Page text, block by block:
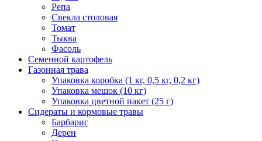
Репа
Свекла столовая
Томат
Тыква
Фасоль
Семенной картофель
Газонная трава
Упаковка коробка (1 кг, 0,5 кг, 0,2 кг)
Упаковка мешок (10 кг)
Упаковка цветной пакет (25 г)
Сидераты и кормовые травы
Барбарис
Дерен